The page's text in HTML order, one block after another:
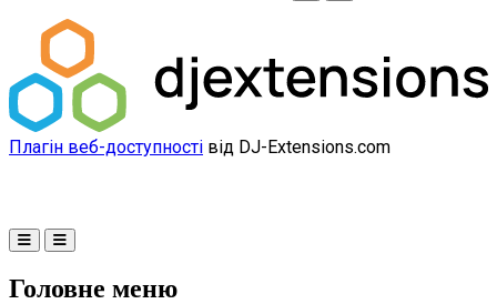
Плагін веб-доступності від DJ-Extensions.com
Головне меню